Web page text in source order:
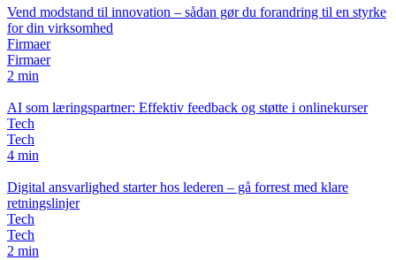
Vend modstand til innovation – sådan gør du forandring til en styrke
for din virksomhed
Firmaer
Firmaer
2 min
AI som læringspartner: Effektiv feedback og støtte i onlinekurser
Tech
Tech
4 min
Digital ansvarlighed starter hos lederen – gå forrest med klare
retningslinjer
Tech
Tech
2 min